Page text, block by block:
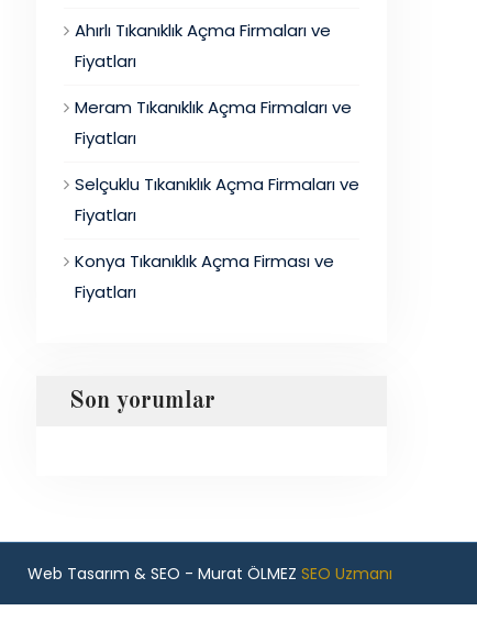
Ahırlı Tıkanıklık Açma Firmaları ve
Fiyatları
Meram Tıkanıklık Açma Firmaları ve
Fiyatları
Selçuklu Tıkanıklık Açma Firmaları ve
Fiyatları
Konya Tıkanıklık Açma Firması ve
Fiyatları
Son yorumlar
Web Tasarım & SEO - Murat ÖLMEZ SEO Uzmanı